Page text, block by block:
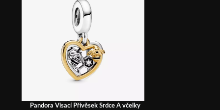
Pandora Visací Přívěsek Srdce A včelky